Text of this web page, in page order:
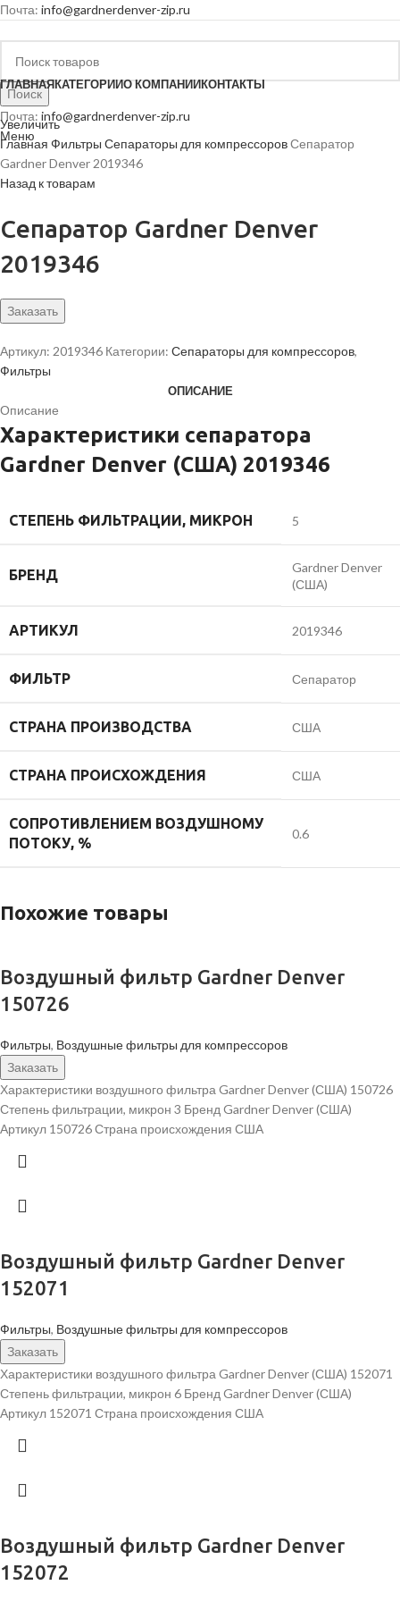
Почта: info@gardnerdenver-zip.ru
Поиск
Почта: info@gardnerdenver-zip.ru
Меню
ГЛАВНАЯКАТЕГОРИИО КОМПАНИИКОНТАКТЫ
Увеличить
Главная Фильтры Сепараторы для компрессоровСепаратор
Gardner Denver 2019346
Назад к товарам
Сепаратор Gardner Denver
2019346
Заказать
Артикул: 2019346 Категории: Сепараторы для компрессоров,
Фильтры
ОПИСАНИЕ
Описание
Характеристики сепаратора
Gardner Denver (США) 2019346
СТЕПЕНЬ ФИЛЬТРАЦИИ, МИКРОН 5
БРЕНД
Gardner Denver
(США)
АРТИКУЛ 2019346
ФИЛЬТР Сепаратор
СТРАНА ПРОИЗВОДСТВА США
СТРАНА ПРОИСХОЖДЕНИЯ США
СОПРОТИВЛЕНИЕМ ВОЗДУШНОМУ
ПОТОКУ, %
0.6
Похожие товары
Воздушный фильтр Gardner Denver
150726
Фильтры, Воздушные фильтры для компрессоров
Заказать
Характеристики воздушного фильтра Gardner Denver (США) 150726
Степень фильтрации, микрон 3 Бренд Gardner Denver (США)
Артикул 150726 Страна происхождения США
Воздушный фильтр Gardner Denver
152071
Фильтры, Воздушные фильтры для компрессоров
Заказать
Характеристики воздушного фильтра Gardner Denver (США) 152071
Степень фильтрации, микрон 6 Бренд Gardner Denver (США)
Артикул 152071 Страна происхождения США
Воздушный фильтр Gardner Denver
152072